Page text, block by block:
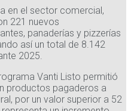
en el sector comercial,
221 nuevos
panaderías y pizzerías
así un total de 8.142
2025.
Vanti Listo permitió
productos pagaderos a
por un valor superior a 52